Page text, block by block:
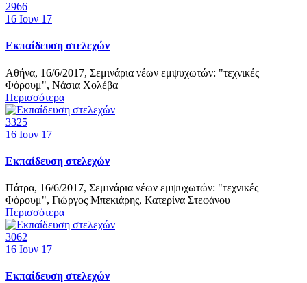
2966
16 Ιουν 17
Εκπαίδευση στελεχών
Αθήνα, 16/6/2017, Σεμινάρια νέων εμψυχωτών: "τεχνικές
Φόρουμ", Νάσια Χολέβα
Περισσότερα
3325
16 Ιουν 17
Εκπαίδευση στελεχών
Πάτρα, 16/6/2017, Σεμινάρια νέων εμψυχωτών: "τεχνικές
Φόρουμ", Γιώργος Μπεκιάρης, Κατερίνα Στεφάνου
Περισσότερα
3062
16 Ιουν 17
Εκπαίδευση στελεχών